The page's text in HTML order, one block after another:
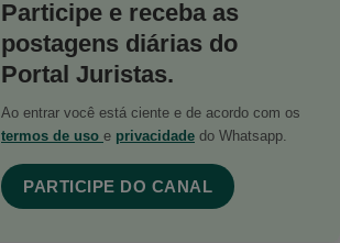
Participe e receba as
postagens diárias do
Portal Juristas.
Ao entrar você está ciente e de acordo com os
termos de uso e privacidade do Whatsapp.
PARTICIPE DO CANAL